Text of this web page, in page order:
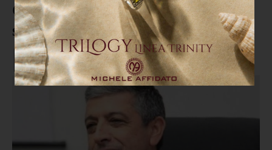
Calabria Verde e Mibact per
salvarlo dall'abbandono